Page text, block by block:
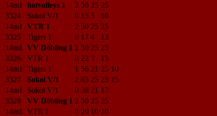
14m1
hotvolleys 1 2 50 25 25
3324
Sokol V/1 0 15 5
10
14m1
VTR 1 2 50 25 25
3325
Tigers 1 0 17 4
13
14m1
VV Döbling 1 2 50 25 25
3326
VTR 1 0 22 7
15
14m1
Tigers 1 1 56 21 25 10
3327
Sokol V/1 2 63 25 23 15
14m1
Sokol V/1 0 38 21 17
3328
VV Döbling 1 2 50 25 25
14m1
VTR 1 0 20 10 10